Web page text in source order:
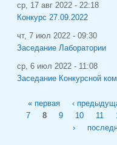
ср, 17 авг 2022 - 22:18
Конкурс 27.09.2022
чт, 7 июл 2022 - 09:30
Заседание Лаборатории
ср, 6 июл 2022 - 11:08
Заседание Конкурсной
« первая ‹
7
8 9 10 11
›